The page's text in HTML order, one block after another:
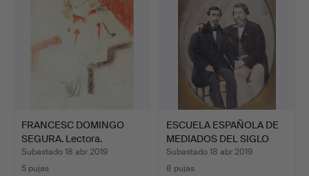
FRANCESC DOMINGO
SEGURA. Lectora.
Subastado 18 abr 2019
5 pujas
ESCUELA ESPAÑOLA DE
MEDIADOS DEL SIGLO
XIX…
Subastado 18 abr 2019
8 pujas